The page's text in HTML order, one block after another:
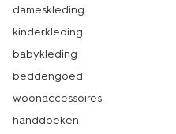
dameskleding
kinderkleding
babykleding
beddengoed
woonaccessoires
handdoeken